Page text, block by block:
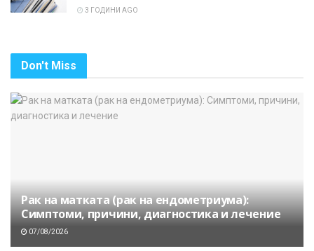
3 ГОДИНИ AGO
Don't Miss
Рак на матката (рак на ендометриума):
Симптоми, причини, диагностика и лечение
07/08/2026